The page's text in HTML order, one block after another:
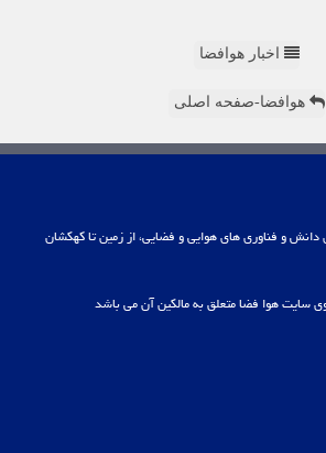
اخبار هوافضا
هوافضا-صفحه اصلی